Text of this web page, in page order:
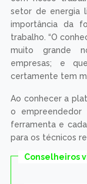
setor de energia
importância da
trabalho. “O
muito grande
empresas; e
certamente tem
Ao conhecer a
o
ferramenta e
para os técnicos
Conselheiros